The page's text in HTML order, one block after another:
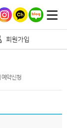
회원가입
예약신청